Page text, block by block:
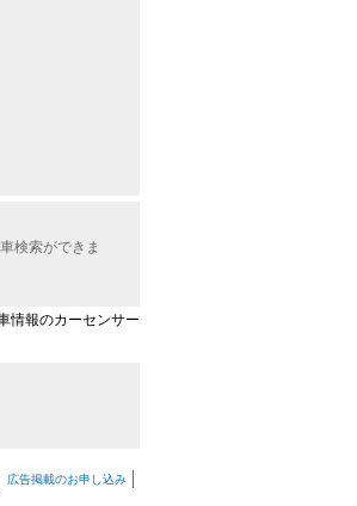
検索ができま
情報のカーセンサー
広告掲載のお申し込み